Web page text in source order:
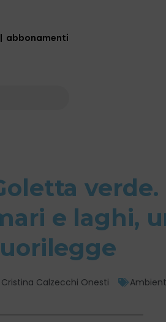
| abbonamenti
verde.
e laghi,
Cristina Calzecchi Onesti